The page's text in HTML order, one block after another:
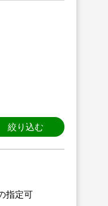
絞り込む
指定可